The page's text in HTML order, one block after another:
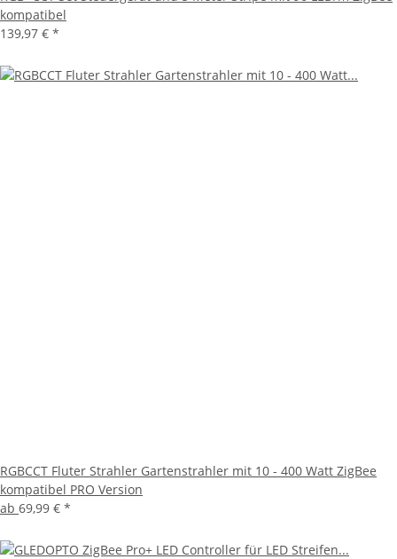
kompatibel
139,97 € *
RGBCCT Fluter Strahler Gartenstrahler mit 10 - 400 Watt ZigBee
kompatibel PRO Version
ab 69,99 € *